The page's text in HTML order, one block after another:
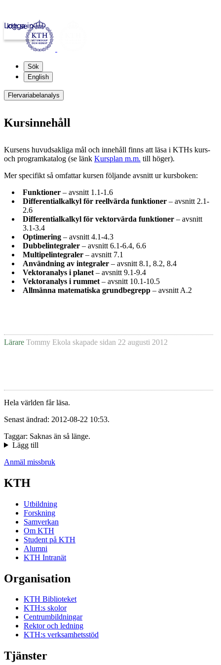
kth.se
Logga in
Sök
English
Flervariabelanalys
Kursinnehåll
Kursens huvudsakliga mål och innehåll finns att läsa i KTHs kurs-
och programkatalog (se länk Kursplan m.m. till höger).
Mer specifikt så omfattar kursen följande avsnitt ur kursboken:
Funktioner – avsnitt 1.1-1.6
Differentialkalkyl för reellvärda funktioner – avsnitt 2.1-
2.6
Differentialkalkyl för vektorvärda funktioner – avsnitt
3.1-3.4
Optimering – avsnitt 4.1-4.3
Dubbelintegraler – avsnitt 6.1-6.4, 6.6
Multipelintegraler – avsnitt 7.1
Användning av integraler – avsnitt 8.1, 8.2, 8.4
Vektoranalys i planet – avsnitt 9.1-9.4
Vektoranalys i rummet – avsnitt 10.1-10.5
Allmänna matematiska grundbegrepp – avsnitt A.2
Lärare Tommy Ekola skapade sidan 22 augusti 2012
Hela världen får läsa.
Senast ändrad: 2012-08-22 10:53.
Taggar: Saknas än så länge.
Lägg till
Anmäl missbruk
KTH
Utbildning
Forskning
Samverkan
Om KTH
Student på KTH
Alumni
KTH Intranät
Organisation
KTH Biblioteket
KTH:s skolor
Centrumbildningar
Rektor och ledning
KTH:s verksamhetsstöd
Tjänster